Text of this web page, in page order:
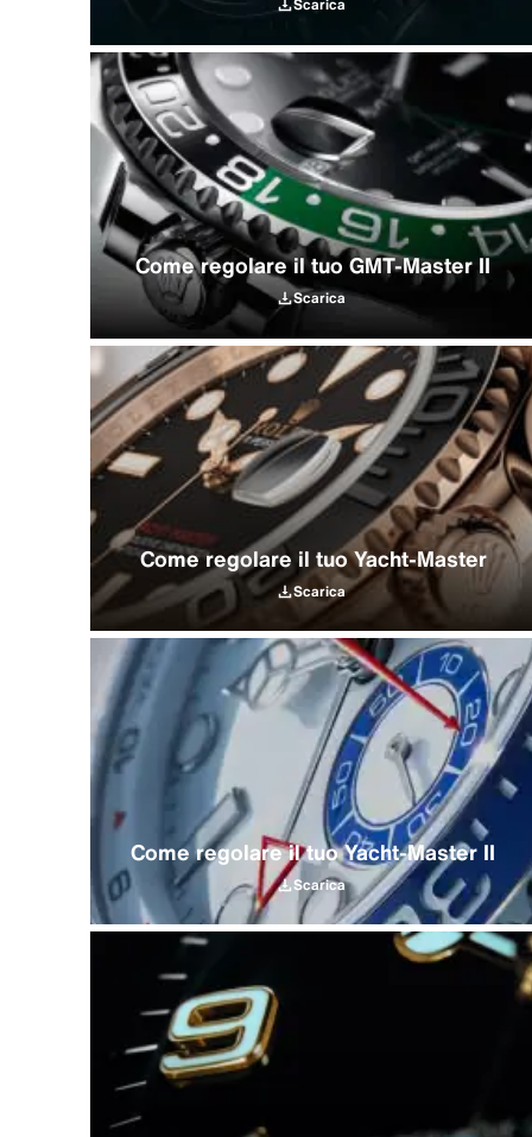
Scarica
Come regolare il tuo GMT‑Master II
Scarica
Come regolare il tuo Yacht‑Master
Scarica
Come regolare il tuo Yacht‑Master II
Scarica